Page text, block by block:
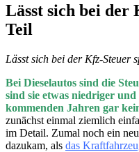
Lässt sich bei der
Teil
Lässt sich bei der Kfz-Steuer
Bei Dieselautos sind die
sind sie etwas niedriger
kommenden Jahren gar
zunächst einmal ziemlich
im Detail. Zumal noch ein
dazukam, als das